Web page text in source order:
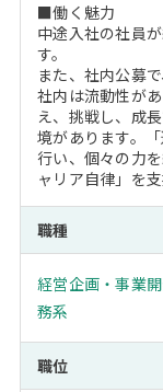
■働く魅力
中途入社の社員
す。
また、社内公募
社内は流動性が
え、挑戦し、成
境があります。
行い、個々の力
ャリア自律」を
職種
経営企画・事業
務系
職位